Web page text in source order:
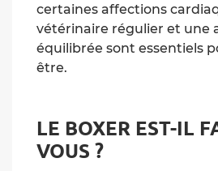
certaines affections
vétérinaire régulier et une
équilibrée sont essentiels
être.
LE BOXER EST-IL
VOUS ?